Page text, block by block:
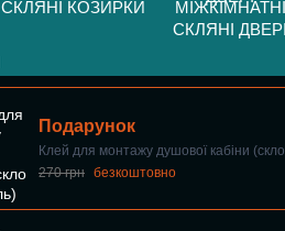
СКЛЯНІ КОЗИРКИ
МІЖКІМНАТНІ
СКЛЯНІ ДВЕРІ
Подарунок
Клей для монтажу душової кабіни
270 грн безкоштовно